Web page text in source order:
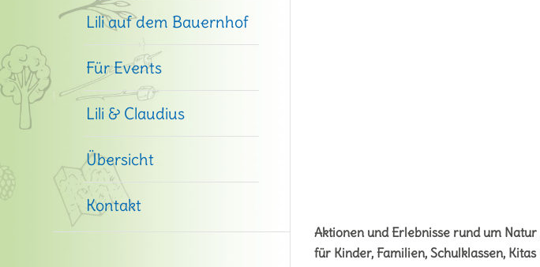
Lili auf dem Bauernhof
Für Events
Lili & Claudius
Übersicht
Kontakt
Aktionen und Erlebnisse rund um
für Kinder, Familien, Schulklassen, Kitas